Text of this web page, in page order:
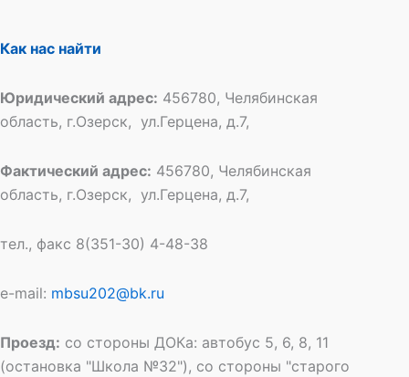
Как нас найти
Юридический адрес: 456780, Челябинская
область, г.Озерск, ул.Герцена, д.7,
Фактический адрес: 456780, Челябинская
область, г.Озерск, ул.Герцена, д.7,
тел., факс 8(351-30) 4-48-38
e-mail: mbsu202@bk.ru
Проезд: со стороны ДОКа: автобус 5, 6, 8, 11
(остановка "Школа №32"), со стороны "старого